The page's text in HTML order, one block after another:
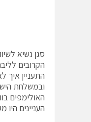
סגן נשיא
הקרובים
התעניין איך
ובמשלחת
האולימפים
העניינים היו